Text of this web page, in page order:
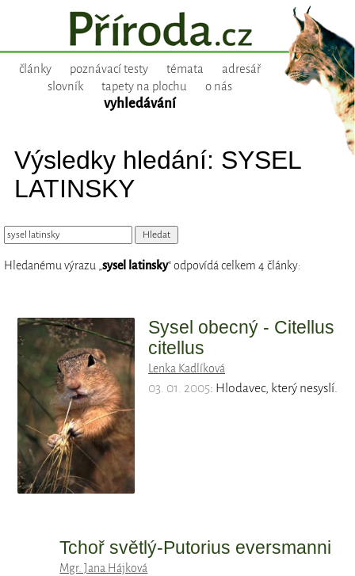
články poznávací testy témata
adresář
slovník
tapety na plochu o nás
vyhledávání
Výsledky hledání: SYSEL
LATINSKY
Hledanému výrazu „sysel latinsky“ odpovídá celkem 4 články:
Sysel obecný - Citellus
citellus
Lenka Kadlíková
03. 01. 2005: Hlodavec, který nesyslí.
Tchoř světlý-Putorius eversmanni
Mgr. Jana Hájková